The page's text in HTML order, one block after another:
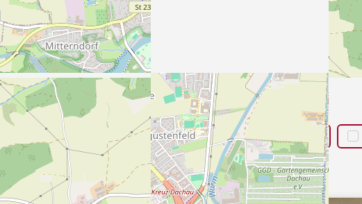
Dachau
Gastronomie Barrierefreie öffentliche Toiletten